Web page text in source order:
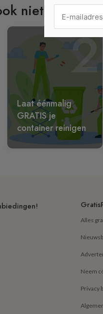
niet:
2
Laat éénmalig
GRATIS je
container reinigen
Alles
Neem
Privacy